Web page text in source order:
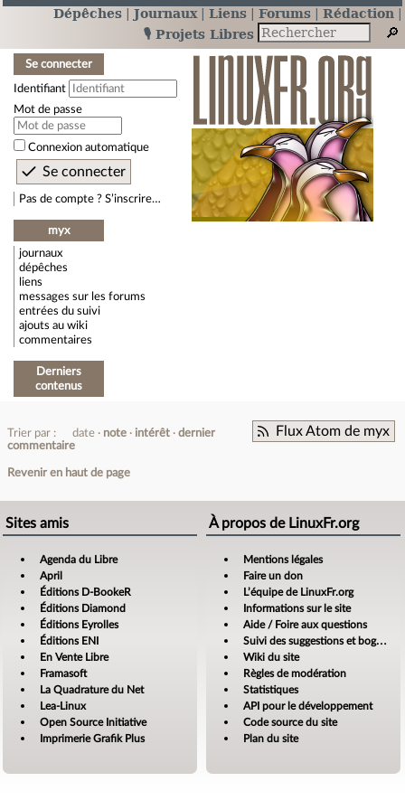
Dépêches Journaux Liens Forums
Rédaction
🎙️ Projets Libres
Se connecter
Identifiant
Mot de passe
Connexion automatique
Pas de compte ? S’inscrire…
myx
journaux
dépêches
liens
messages sur les forums
entrées du suivi
ajouts au wiki
commentaires
Derniers
contenus
Flux Atom de myx
Trier par : date note intérêt
dernier
commentaire
Revenir en haut de page
Sites amis
Agenda du Libre
April
Éditions D-BookeR
Éditions Diamond
Éditions Eyrolles
Éditions ENI
En Vente Libre
Framasoft
La Quadrature du Net
Lea-Linux
Open Source Initiative
Imprimerie Grafik Plus
À propos de LinuxFr.org
Mentions légales
Faire un don
L’équipe de LinuxFr.org
Informations sur le site
Aide / Foire aux questions
Suivi des suggestions et bogues
Wiki du site
Règles de modération
Statistiques
API pour le développement
Code source du site
Plan du site